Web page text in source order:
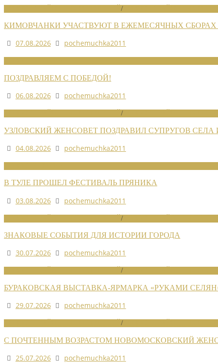
/
КИМОВЧАНКИ УЧАСТВУЮТ В ЕЖЕМЕСЯЧНЫХ
07.08.2026
pochemuchka2011
ПОЗДРАВЛЯЕМ С ПОБЕДОЙ!
06.08.2026
pochemuchka2011
/
УЗЛОВСКИЙ ЖЕНСОВЕТ ПОЗДРАВИЛ СУПРУГОВ СЕЛА
04.08.2026
pochemuchka2011
В ТУЛЕ ПРОШЕЛ ФЕСТИВАЛЬ ПРЯНИКА
03.08.2026
pochemuchka2011
/
ЗНАКОВЫЕ СОБЫТИЯ ДЛЯ ИСТОРИИ ГОРОДА
30.07.2026
pochemuchka2011
/
БУРАКОВСКАЯ ВЫСТАВКА-ЯРМАРКА «РУКАМИ
29.07.2026
pochemuchka2011
/
С ПОЧТЕННЫМ ВОЗРАСТОМ НОВОМОСКОВСКИЙ
25.07.2026
pochemuchka2011